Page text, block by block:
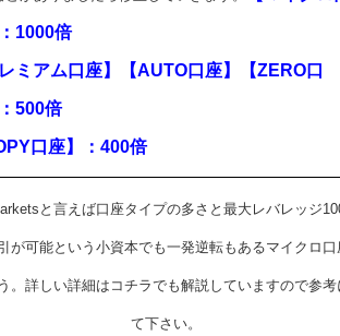
1000倍
レミアム口座】【AUTO口座】【ZERO口
500倍
口座】：400倍
と言えば口座タイプの多さと最大レバレッジ
が可能という小資本でも一発逆転もあるマイクロ口
。詳しい詳細はコチラでも解説していますので参考
て下さい。